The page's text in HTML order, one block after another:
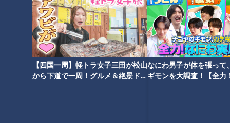
【四国一周】軽トラ女子三田が松山
から下道で一周！グルメ＆絶景ドラ
なにわ男子が体を張って
ギモンを大調査！【全力
本場アメリカの味に舌鼓！ボリューム満点グルメか
らレトロ史料館まで！愛知・東海市の感動スポット
3選
【四国一周】軽トラ女子三田が松山から下道で一
周！グルメ＆絶景ドライブ⑨